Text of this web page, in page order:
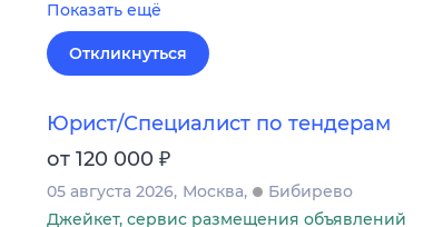
Показать ещё
Откликнуться
Юрист/Специалист по тендерам
от 120 000 ₽
05 августа 2026 Москва
Бибирево
Джейкет, сервис размещения объявлений